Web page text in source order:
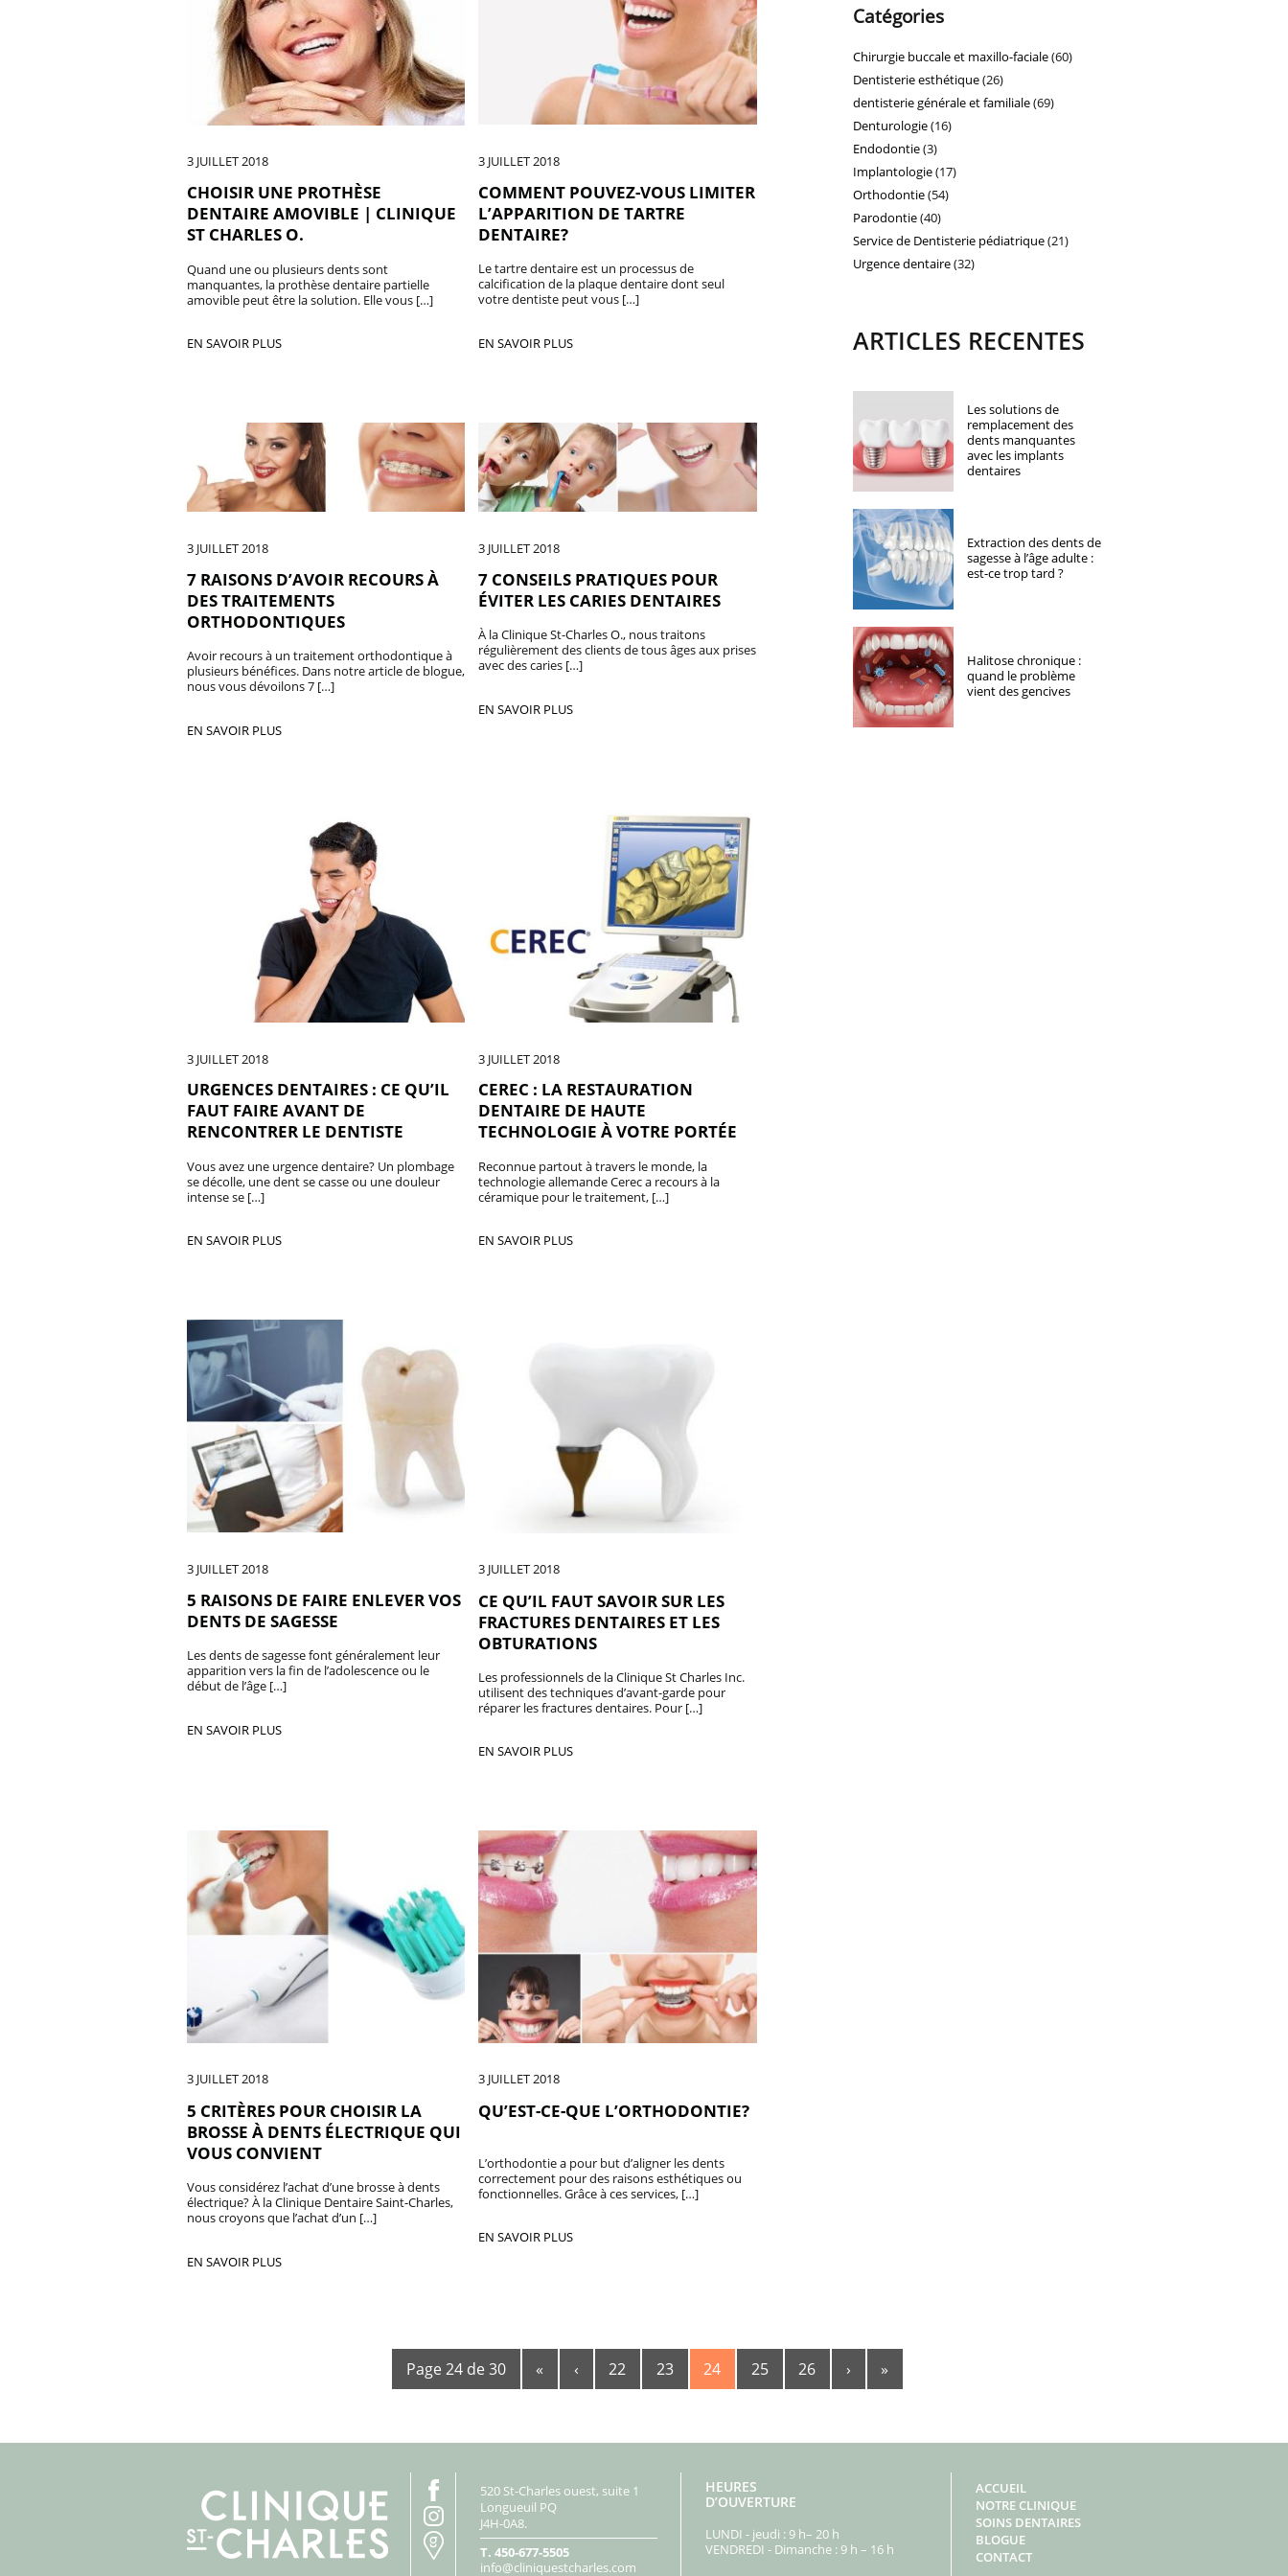
3 JUILLET 2018
CHOISIR UNE PROTHÈSE
DENTAIRE AMOVIBLE | CLINIQUE
ST CHARLES O.
Quand une ou plusieurs dents sont
manquantes, la prothèse dentaire partielle
amovible peut être la solution. Elle vous […]
EN SAVOIR PLUS
3 JUILLET 2018
COMMENT POUVEZ-VOUS LIMITER
L’APPARITION DE TARTRE
DENTAIRE?
Le tartre dentaire est un processus de
calcification de la plaque dentaire dont seul
votre dentiste peut vous […]
EN SAVOIR PLUS
3 JUILLET 2018
7 RAISONS D’AVOIR RECOURS À
DES TRAITEMENTS
ORTHODONTIQUES
Avoir recours à un traitement orthodontique à
plusieurs bénéfices. Dans notre article de blogue,
nous vous dévoilons 7 […]
EN SAVOIR PLUS
3 JUILLET 2018
7 CONSEILS PRATIQUES POUR
ÉVITER LES CARIES DENTAIRES
À la Clinique St-Charles O., nous traitons
régulièrement des clients de tous âges aux prises
avec des caries […]
EN SAVOIR PLUS
3 JUILLET 2018
URGENCES DENTAIRES : CE QU’IL
FAUT FAIRE AVANT DE
RENCONTRER LE DENTISTE
Vous avez une urgence dentaire? Un plombage
se décolle, une dent se casse ou une douleur
intense se […]
EN SAVOIR PLUS
3 JUILLET 2018
CEREC : LA RESTAURATION
DENTAIRE DE HAUTE
TECHNOLOGIE À VOTRE PORTÉE
Reconnue partout à travers le monde, la
technologie allemande Cerec a recours à la
céramique pour le traitement, […]
EN SAVOIR PLUS
3 JUILLET 2018
5 RAISONS DE FAIRE ENLEVER VOS
DENTS DE SAGESSE
Les dents de sagesse font généralement leur
apparition vers la fin de l’adolescence ou le
début de l’âge […]
EN SAVOIR PLUS
3 JUILLET 2018
CE QU’IL FAUT SAVOIR SUR LES
FRACTURES DENTAIRES ET LES
OBTURATIONS
Les professionnels de la Clinique St Charles Inc.
utilisent des techniques d’avant-garde pour
réparer les fractures dentaires. Pour […]
EN SAVOIR PLUS
3 JUILLET 2018
5 CRITÈRES POUR CHOISIR LA
BROSSE À DENTS ÉLECTRIQUE QUI
VOUS CONVIENT
Vous considérez l’achat d’une brosse à dents
électrique? À la Clinique Dentaire Saint-Charles,
nous croyons que l’achat d’un […]
EN SAVOIR PLUS
3 JUILLET 2018
QU’EST-CE-QUE L’ORTHODONTIE?
L’orthodontie a pour but d’aligner les dents
correctement pour des raisons esthétiques ou
fonctionnelles. Grâce à ces services, […]
EN SAVOIR PLUS
Page 24 de 30 « ‹ 22 23 24 25 26 › »
Catégories
Chirurgie buccale et maxillo-faciale(60)
Dentisterie esthétique(26)
dentisterie générale et familiale(69)
Denturologie(16)
Endodontie(3)
Implantologie(17)
Orthodontie(54)
Parodontie(40)
Service de Dentisterie pédiatrique(21)
Urgence dentaire(32)
ARTICLES RECENTES
Les solutions de
remplacement des
dents manquantes
avec les implants
dentaires
Extraction des dents de
sagesse à l’âge adulte :
est-ce trop tard ?
Halitose chronique :
quand le problème
vient des gencives
520 St-Charles ouest, suite 1
Longueuil PQ
J4H-0A8.
T. 450-677-5505
info@cliniquestcharles.com
HEURES
D’OUVERTURE
LUNDI - jeudi : 9 h– 20 h
VENDREDI - Dimanche : 9 h – 16 h
ACCUEIL
NOTRE CLINIQUE
SOINS DENTAIRES
BLOGUE
CONTACT